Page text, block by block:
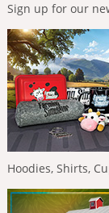
Sign up for our
Hoodies, Shirts,